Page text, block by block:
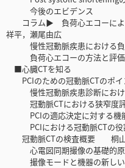
今後のエビデンス
コラム▶ 負荷心エコーによ
祥平，瀬尾由広
慢性冠動脈疾患における負
負荷心エコーの方法と評
■心臓CTを知る
PCIのための冠動脈CTのポ
慢性冠動脈疾患診断におけ
冠動脈CTにおける狭窄度
PCIの適応決定に対する機
PCIにおける冠動脈CTの役
冠動脈CTの検査概要 桐
心電図同期撮像の基礎的原
撮像モードと機器の新しい